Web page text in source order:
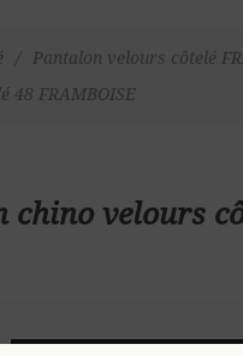
/ Pantalon velours côtelé
48 FRAMBOISE
chino velours